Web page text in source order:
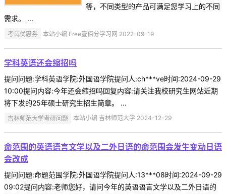
等，不同类型的产品可满足您学习上的不同
需求。 ...
考试优惠券 本站小编 Free壹佰分学习网 2022-09-19
学科英语还会缩招吗
提问问题:学科英语学院:外国语学院提问人:ch***ve时间:2024-09-29
10:00提问内容:今年还会缩招吗回复内容:请关注我校研究生网站近期
将下发的25年硕士研究生招生简章。 ...
吉林师范大学考研问题 本站小编 吉林师范大学 2024-12-29
命范围的英语语言文学以及二外日语的命范围会发生变动日语
会改成
提问问题:命题范围学院:外国语学院提问人:13***08时间:2024-09-29
09:02提问内容:老师您好，请问今年的英语语言文学以及二外日语的